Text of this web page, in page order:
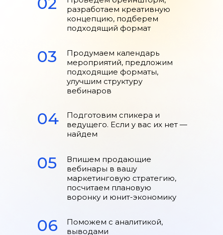
Подготовим спикера и
ведущего. Если у вас их нет —
найдем
разработаем креативную
концепцию, подберем
подходящий формат
04
05
06
03
Продумаем календарь
мероприятий, предложим
подходящие форматы,
улучшим структуру
вебинаров
Впишем продающие
вебинары в вашу
маркетинговую стратегию,
посчитаем плановую
воронку и юнит-экономику
Поможем с аналитикой,
выводами